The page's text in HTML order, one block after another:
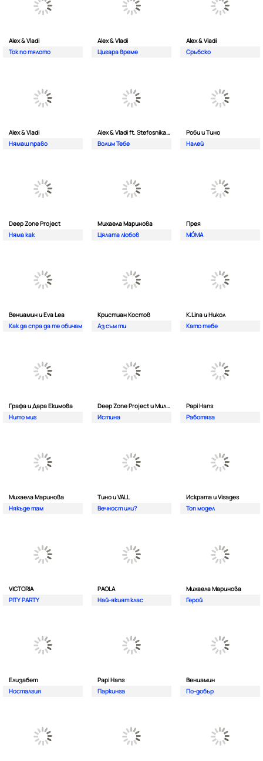
Alex & Vladi
Ток по тялото
Alex & Vladi
Цигара време
Alex & Vladi
Сръбско
Alex & Vladi
Нямаш право
Alex & Vladi ft. Stefosnikat Ot Nos
Волим Тебе
Роби и Тино
Налей
Deep Zone Project
Няма как
Михаела Маринова
Цялата любов
Прея
MÓMA
Вениамин и Eva Lea
Как да спра да те обичам
Кристиан Костов
Аз съм ти
K.Lina и Никол
Като тебе
Графа и Дара Екимова
Нито миг
Deep Zone Project и Милена
Истина
Papi Hans
Работяга
Михаела Маринова
Някъде там
Тино и VALL
Вечност или?
Искрата и Visages
Топ модел
VICTORIA
PITY PARTY
PAOLA
Най-якият клас
Михаела Маринова
Герой
Елизабет
Носталгия
Papi Hans
Паркинга
Вениамин
По-добър